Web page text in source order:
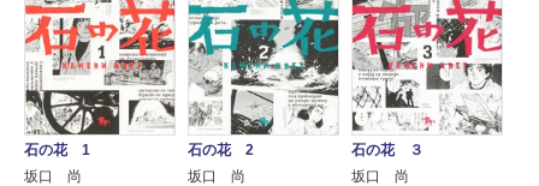
石の花 1
坂口 尚
石の花 2
坂口 尚
石の花 ３
坂口 尚